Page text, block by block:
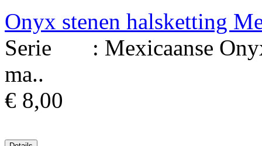
Onyx stenen halsketting
Serie : Mexicaanse
ma..
€ 8,00